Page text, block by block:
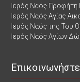
Ιερός Ναός Προφήτη
Ιερός Ναός Αγίας
Ιερός Ναός της Του
Ιερός Ναός Αγίων